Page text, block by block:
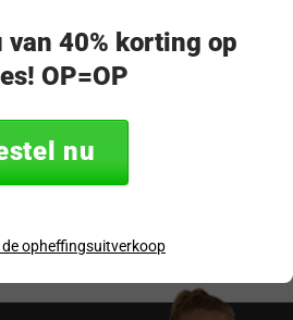
40% korting op
OP=OP
nu
de opheffingsuitverkoop